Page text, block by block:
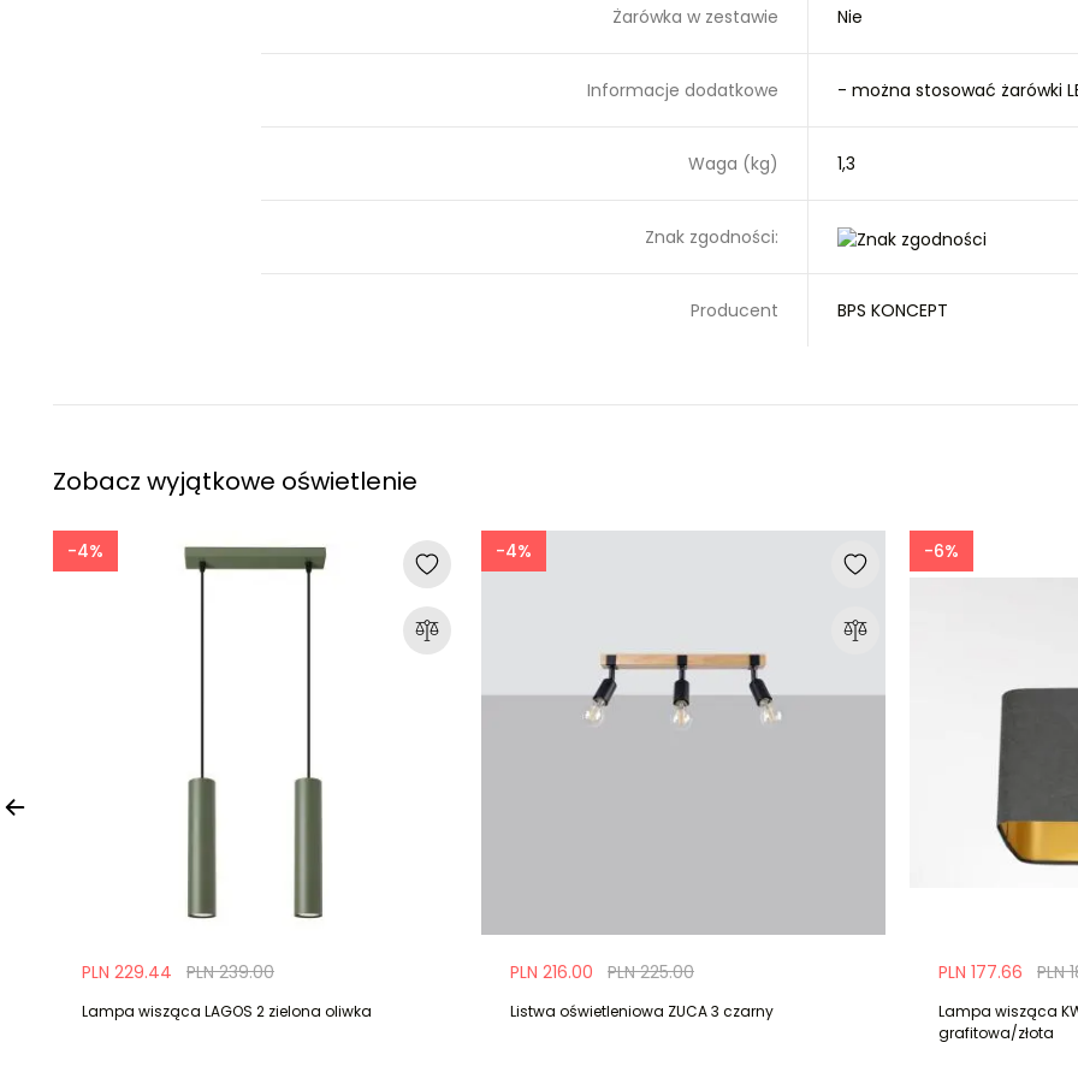
Żarówka w zestawie Nie
Informacje dodatkowe - można stosować żarówki
Waga (kg) 1,3
Znak zgodności:
Producent BPS KONCEPT
Zobacz wyjątkowe oświetlenie
-4%
PLN 239.00
PLN 229.44
Lampa wisząca LAGOS 2 zielona oliwka
-4%
PLN 225.00
PLN 216.00
Listwa oświetleniowa ZUCA 3 czarny
-6%
PLN
PLN 177.66
Lampa wisząca
grafitowa/złota